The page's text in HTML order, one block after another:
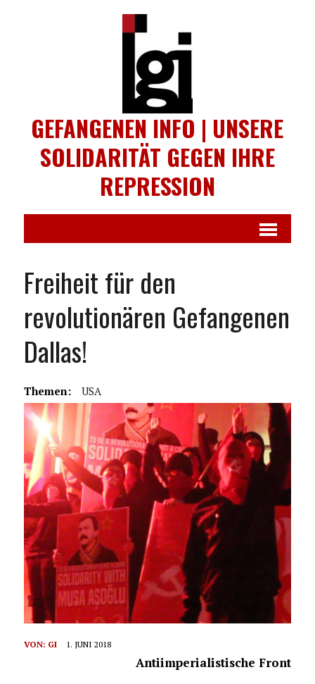
GEFANGENEN INFO | UNSERE
SOLIDARITÄT GEGEN IHRE
REPRESSION
Freiheit für den
revolutionären Gefangenen
Dallas!
Themen: USA
VON: GI 1. JUNI 2018
Antiimperialistische Front